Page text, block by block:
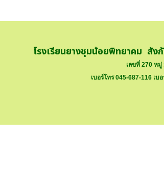
โรงเรียนยางชุมน้อยพิทยาคม สัง
เลขที่ 270 หมู่
เบอร์โทร 045-687-116 เบ